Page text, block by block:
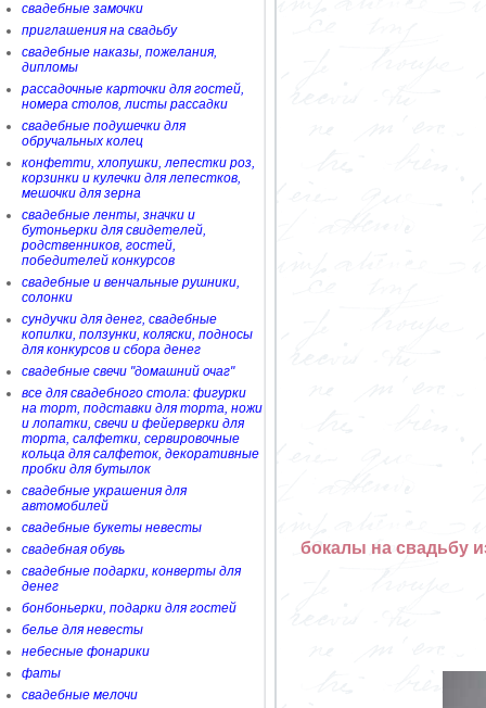
свадебные замочки
приглашения на свадьбу
свадебные наказы, пожелания,
дипломы
рассадочные карточки для гостей,
номера столов, листы рассадки
свадебные подушечки для
обручальных колец
конфетти, хлопушки, лепестки роз,
корзинки и кулечки для лепестков,
мешочки для зерна
свадебные ленты, значки и
бутоньерки для свидетелей,
родственников, гостей,
победителей конкурсов
свадебные и венчальные рушники,
солонки
сундучки для денег, свадебные
копилки, ползунки, коляски, подносы
для конкурсов и сбора денег
свадебные свечи "домашний очаг"
все для свадебного стола: фигурки
на торт, подставки для торта, ножи
и лопатки, свечи и фейерверки для
торта, салфетки, сервировочные
кольца для салфеток, декоративные
пробки для бутылок
свадебные украшения для
автомобилей
свадебные букеты невесты
свадебная обувь
свадебные подарки, конверты для
денег
бонбоньерки, подарки для гостей
белье для невесты
небесные фонарики
фаты
свадебные мелочи
бокалы на свадьбу